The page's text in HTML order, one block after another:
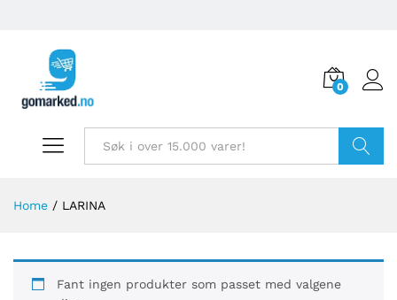
0
Home / LARINA
Fant ingen produkter som passet med valgene